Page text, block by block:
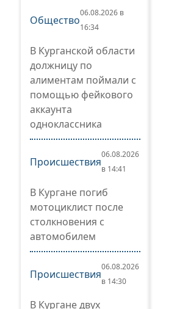
Общество
06.08.2026 в
16:34
В Курганской области
должницу по
алиментам поймали с
помощью фейкового
аккаунта
одноклассника
Происшествия
06.08.2026
в 14:41
В Кургане погиб
мотоциклист после
столкновения с
автомобилем
Происшествия
06.08.2026
в 14:30
В Кургане двух